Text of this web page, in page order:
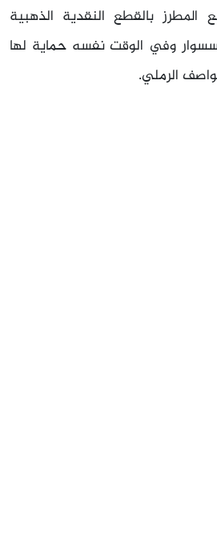
المطرز بالقطع النقدية الذهبية
وفي الوقت نفسه حماية لها
الرملي.